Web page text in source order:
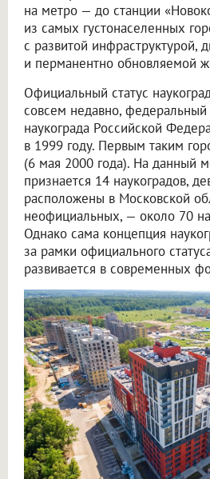
на метро — до станции
из самых густонаселенных
с развитой инфраструктурой,
и перманентно обновляемой
Официальный статус
совсем недавно, федеральный
наукограда Российской
в 1999 году. Первым таким
(6 мая 2000 года). На данный
признается 14 наукоградов,
расположены в Московской
неофициальных, — около 70
Однако сама концепция
за рамки официального
развивается в современных